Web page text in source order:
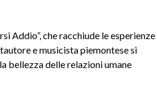
Addio”, che racchiude le esperienze
e musicista piemontese si
bellezza delle relazioni umane